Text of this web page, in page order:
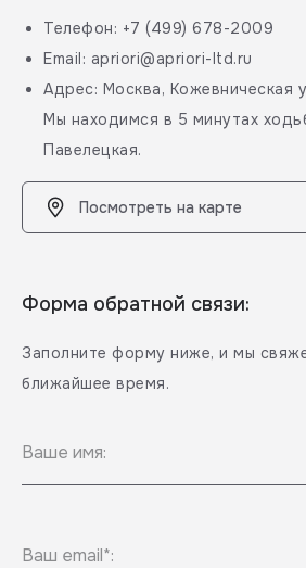
Телефон: +7 (499) 678-2009
Email: apriori@apriori-ltd.ru
Адрес: Москва, Кожевническая
Мы находимся в 5 минутах
Павелецкая.
Посмотреть на карте
Форма обратной связи:
Заполните форму ниже, и мы
ближайшее время.
Ваше имя:
Ваш email*: